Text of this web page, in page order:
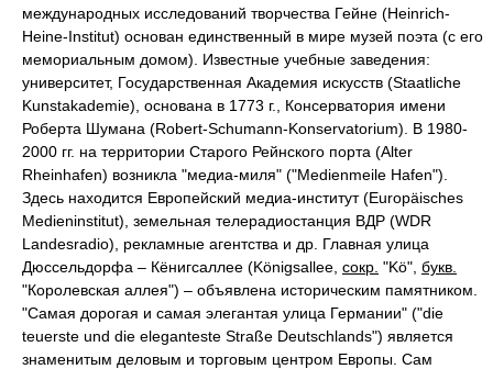
международных исследований творчества Гейне (Heinrich-
Heine-Institut) основан единственный в мире музей поэта (с его
мемориальным домом). Известные учебные заведения:
университет, Государственная Академия искусств (Staatliche
Kunstakademie), основана в 1773 г., Консерватория имени
Роберта Шумана (Robert-Schumann-Konservatorium). В 1980-
2000 гг. на территории Старого Рейнского порта (Alter
Rheinhafen) возникла "медиа-миля" ("Medienmeile Hafen").
Здесь находится Европейский медиа-институт (Europäisches
Medieninstitut), земельная телерадиостанция ВДР (WDR
Landesradio), рекламные агентства и др. Главная улица
Дюссельдорфа – Кёнигсаллее (Königsallee, сокр. "Kö", букв.
"Королевская аллея") – объявлена историческим памятником.
"Самая дорогая и самая элегантая улица Германии" ("die
teuerste und die eleganteste Straße Deutschlands") является
знаменитым деловым и торговым центром Европы. Сам